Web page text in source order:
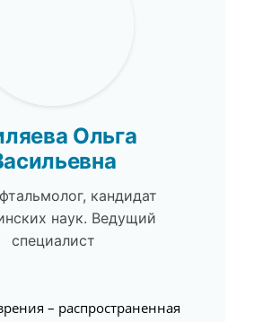
Ольга
кандидат
наук. Ведущий
специалист
– распространенная